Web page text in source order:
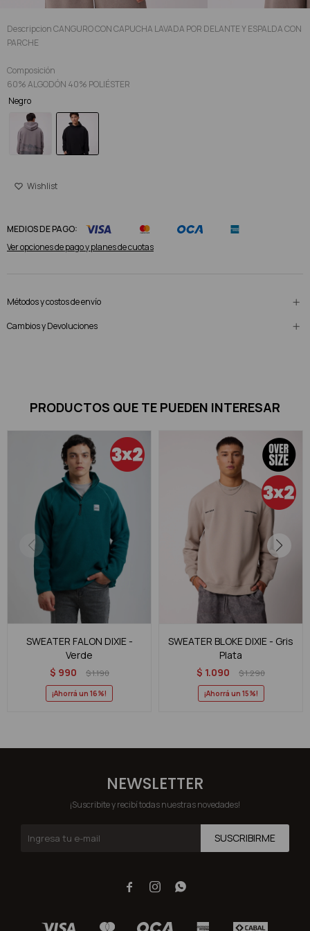
Descripcion CANGURO CON CAPUCHA LAVADA POR DELANTE Y ESPALDA CON
PARCHE
Composición
60% ALGODÓN 40% POLIÉSTER
Negro
MEDIOS DE PAGO:
Ver opciones de pago y planes de cuotas
Métodos y costos de envío
Cambios y Devoluciones
PRODUCTOS QUE TE PUEDEN INTERESAR
SWEATER FALON DIXIE -
Verde
$ 990 $1.190
16
SWEATER BLOKE DIXIE - Gris
Plata
$ 1.090 $1.290
15
NEWSLETTER
¡Suscribite y recibí todas nuestras novedades!
SUSCRIBIRME
  